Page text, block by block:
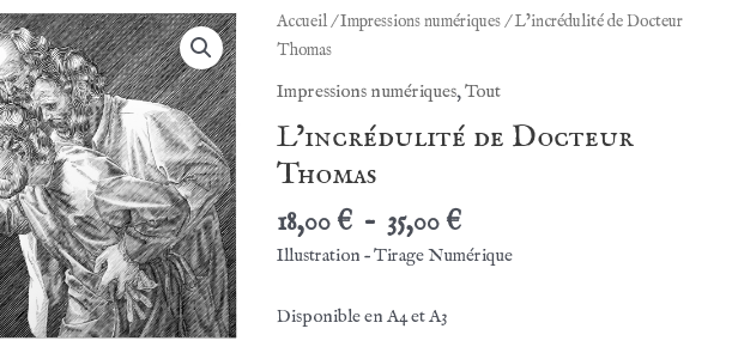
Accueil/Impressions numériques/ L’incrédulité de Docteur
Thomas
Impressions numériques,Tout
L’incrédulité de Docteur
Thomas
18,00 € – 35,00 €Plage
de
Illustration – Tirage Numérique
Disponible en A4 et A3